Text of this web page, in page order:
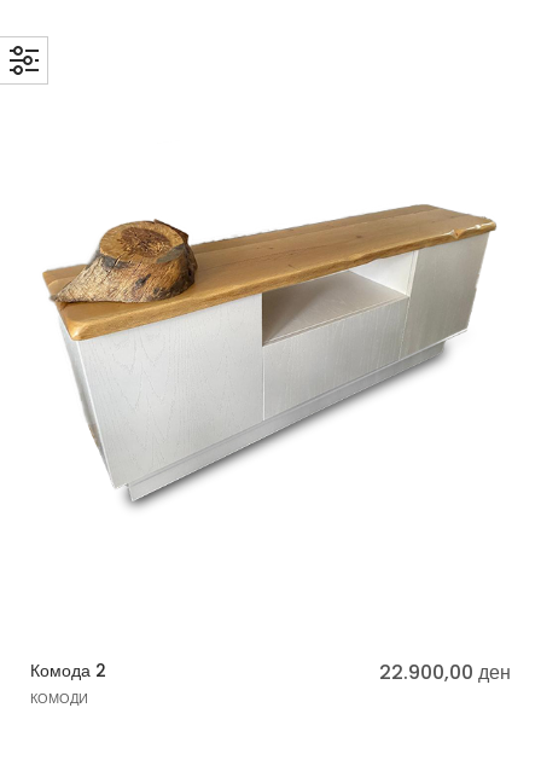
Комода 2
КОМОДИ
22.900,00 ден